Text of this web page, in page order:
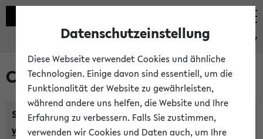
eKVV
Courses taught in English
Semester:
WiSe 2026/2027 SoSe 2026 Previous...
Datenschutzeinstellung
Diese Webseite verwendet Cookies und ähnliche
Technologien. Einige davon sind essentiell, um die
Funktionalität der Website zu gewährleisten,
während andere uns helfen, die Website und Ihre
Erfahrung zu verbessern. Falls Sie zustimmen,
verwenden wir Cookies und Daten auch, um Ihre